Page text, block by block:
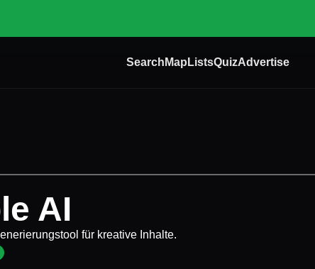
Search Map ListsQuizAdvertise
AI
für kreative Inhalte.